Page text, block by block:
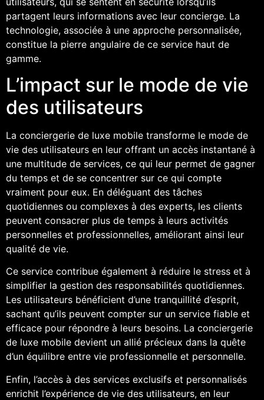
partagent leurs informations avec leur concierge. La
technologie, associée à une approche personnalisée,
constitue la pierre angulaire de ce service haut de
gamme.
L’impact sur le mode de vie
des utilisateurs
La conciergerie de luxe mobile transforme le mode de
vie des utilisateurs en leur offrant un accès instantané à
une multitude de services, ce qui leur permet de gagner
du temps et de se concentrer sur ce qui compte
vraiment pour eux. En déléguant des tâches
quotidiennes ou complexes à des experts, les clients
peuvent consacrer plus de temps à leurs activités
personnelles et professionnelles, améliorant ainsi leur
qualité de vie.
Ce service contribue également à réduire le stress et à
simplifier la gestion des responsabilités quotidiennes.
Les utilisateurs bénéficient d’une tranquillité d’esprit,
sachant qu’ils peuvent compter sur un service fiable et
efficace pour répondre à leurs besoins. La conciergerie
de luxe mobile devient un allié précieux dans la quête
d’un équilibre entre vie professionnelle et personnelle.
Enfin, l’accès à des services exclusifs et personnalisés
enrichit l’expérience de vie des utilisateurs, en leur